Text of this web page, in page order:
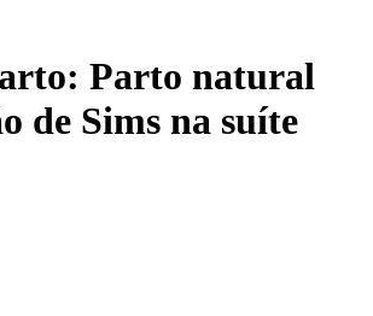
Parto natural
de Sims na suíte